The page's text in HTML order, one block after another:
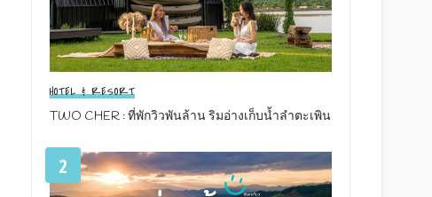
HOTEL & RESORT
TWO CHER : ที่พักวิวพันล้าน ริมอ่างเก็บน้ำลำตะเพิน
2